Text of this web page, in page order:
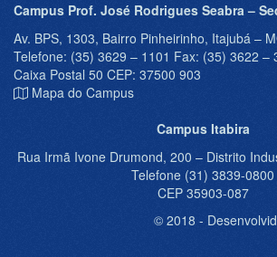
Campus Prof. José Rodrigues Seabra –
Av. BPS, 1303, Bairro Pinheirinho, Itajubá –
Telefone: (35) 3629 – 1101 Fax: (35) 3622 –
Caixa Postal 50 CEP: 37500 903
Mapa do Campus
Campus Itabira
Rua Irmã Ivone Drumond, 200 – Distrito
Telefone (31) 3839-0800
CEP 35903-087
© 2018 -